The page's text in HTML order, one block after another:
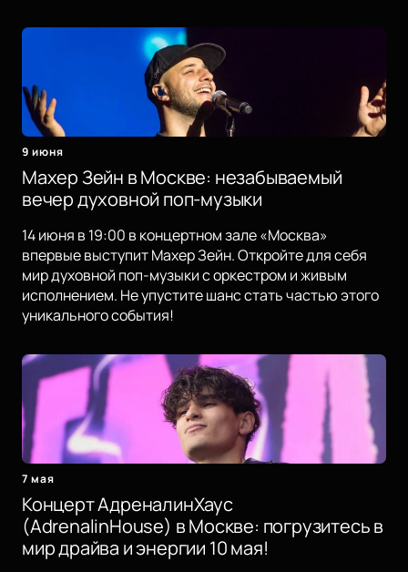
9 июня
Махер Зейн в Москве: незабываемый
вечер духовной поп-музыки
14 июня в 19:00 в концертном зале «Москва»
впервые выступит Махер Зейн. Откройте для себя
мир духовной поп-музыки с оркестром и живым
исполнением. Не упустите шанс стать частью этого
уникального события!
7 мая
Концерт АдреналинХаус
(AdrenalinHouse) в Москве: погрузитесь в
мир драйва и энергии 10 мая!